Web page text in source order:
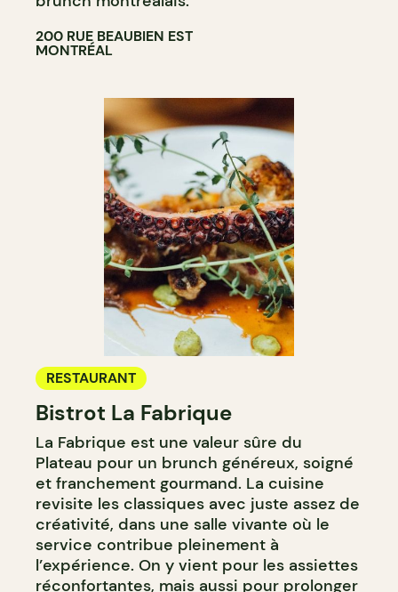
200 RUE BEAUBIEN EST
MONTRÉAL
RESTAURANT
Bistrot La Fabrique
La Fabrique est une valeur sûre du
Plateau pour un brunch généreux, soigné
et franchement gourmand. La cuisine
revisite les classiques avec juste assez de
créativité, dans une salle vivante où le
service contribue pleinement à
l’expérience. On y vient pour les assiettes
réconfortantes, mais aussi pour prolonger